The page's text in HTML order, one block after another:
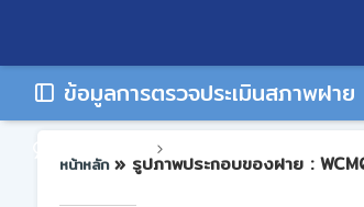
ข้อมูลการตรวจประเมินสภาพฝาย
หน้าหลัก » รูปภาพประกอบของฝาย :